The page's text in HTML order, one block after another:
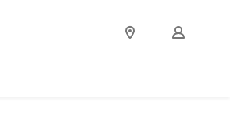
Verkooppunten
Mijn
Royal